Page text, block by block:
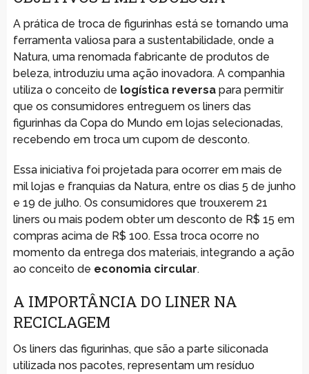
A prática de troca de figurinhas está se tornando uma
ferramenta valiosa para a sustentabilidade, onde a
Natura, uma renomada fabricante de produtos de
beleza, introduziu uma ação inovadora. A companhia
utiliza o conceito de logística reversapara permitir
que os consumidores entreguem os liners das
figurinhas da Copa do Mundo em lojas selecionadas,
recebendo em troca um cupom de desconto.
Essa iniciativa foi projetada para ocorrer em mais de
mil lojas e franquias da Natura, entre os dias 5 de junho
e 19 de julho. Os consumidores que trouxerem 21
liners ou mais podem obter um desconto de R$ 15 em
compras acima de R$ 100. Essa troca ocorre no
momento da entrega dos materiais, integrando a ação
ao conceito de economia circular.
A IMPORTÂNCIA DO LINER NA
RECICLAGEM
Os liners das figurinhas, que são a parte siliconada
utilizada nos pacotes, representam um resíduo